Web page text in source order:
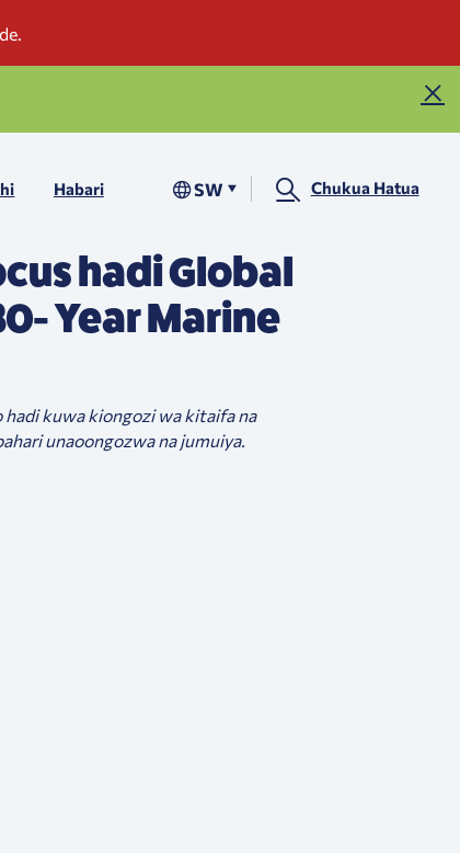
Habari SW Chukua Hatua
hadi Global
Year Marine
hadi kuwa kiongozi wa kitaifa na
unaoongozwa na jumuiya.